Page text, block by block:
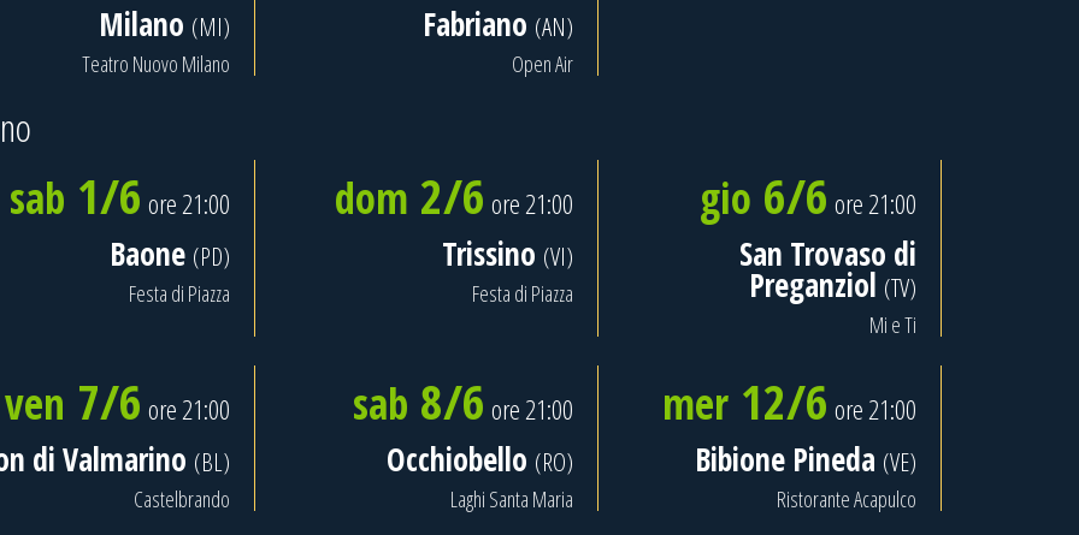
Milano (MI)
Teatro Nuovo Milano
Fabriano (AN)
Open Air
sab 1/6 ore 21:00
Baone (PD)
Festa di Piazza
dom 2/6 ore 21:00
Trissino (VI)
Festa di Piazza
gio 6/6 ore 21:00
San Trovaso di
Preganziol (TV)
Mi e Ti
ven 7/6 ore 21:00
di Valmarino (BL)
Castelbrando
sab 8/6 ore 21:00
Occhiobello (RO)
Laghi Santa Maria
mer12/6 ore 21:00
Bibione Pineda (VE)
Ristorante Acapulco